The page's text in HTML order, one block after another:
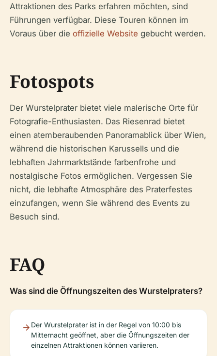
Attraktionen des Parks erfahren möchten, sind
Führungen verfügbar. Diese Touren können im
Voraus über die offizielle Website gebucht werden.
Fotospots
Der Wurstelprater bietet viele malerische Orte für
Fotografie-Enthusiasten. Das Riesenrad bietet
einen atemberaubenden Panoramablick über Wien,
während die historischen Karussells und die
lebhaften Jahrmarktstände farbenfrohe und
nostalgische Fotos ermöglichen. Vergessen Sie
nicht, die lebhafte Atmosphäre des Praterfestes
einzufangen, wenn Sie während des Events zu
Besuch sind.
FAQ
Was sind die Öffnungszeiten des Wurstelpraters?
Der Wurstelprater ist in der Regel von 10:00 bis
Mitternacht geöffnet, aber die Öffnungszeiten der
einzelnen Attraktionen können variieren.